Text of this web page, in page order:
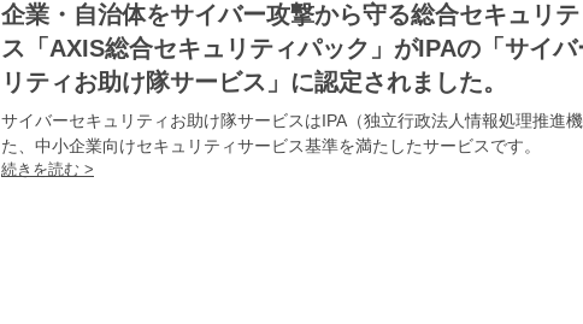
企業・自治体をサイバー攻撃から守る総合セキュリティサービ
ス「AXIS総合セキュリティパック」がIPAの「サイバ
リティお助け隊サービス」に認定されました。
サイバーセキュリティお助け隊サービスはIPA（独立行政法人情報処理推進
た、中小企業向けセキュリティサービス基準を満たしたサービスです。